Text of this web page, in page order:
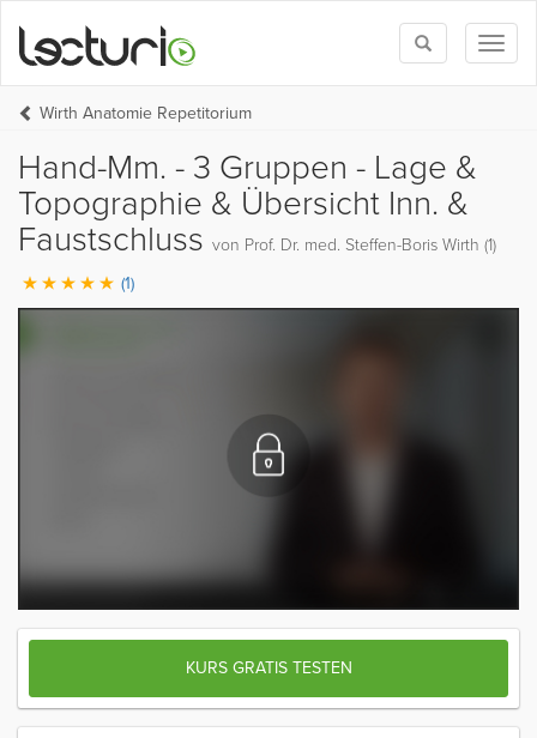
Toggle
search
Wirth Anatomie Repetitorium
Hand-Mm. - 3 Gruppen - Lage &
Topographie & Übersicht Inn. &
Faustschluss von Prof. Dr. med. Steffen-Boris Wirth (1)
(1)
KURS GRATIS TESTEN